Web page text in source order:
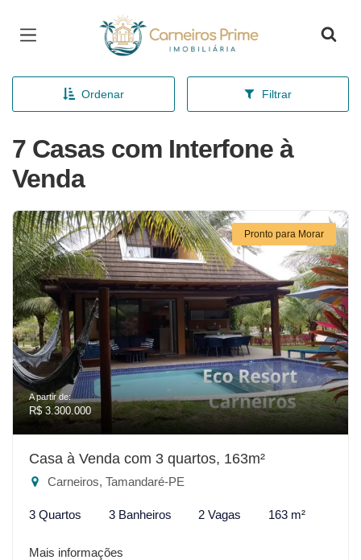
Página inicial
Ordenar Filtrar
7 Casas com Interfone à
Venda
Pronto para Morar
A partir de:
R$ 3.300.000
Casa à Venda com 3 quartos, 163m²
Carneiros, Tamandaré-PE
3 Quartos 3 Banheiros 2 Vagas 163 m²
Mais informações